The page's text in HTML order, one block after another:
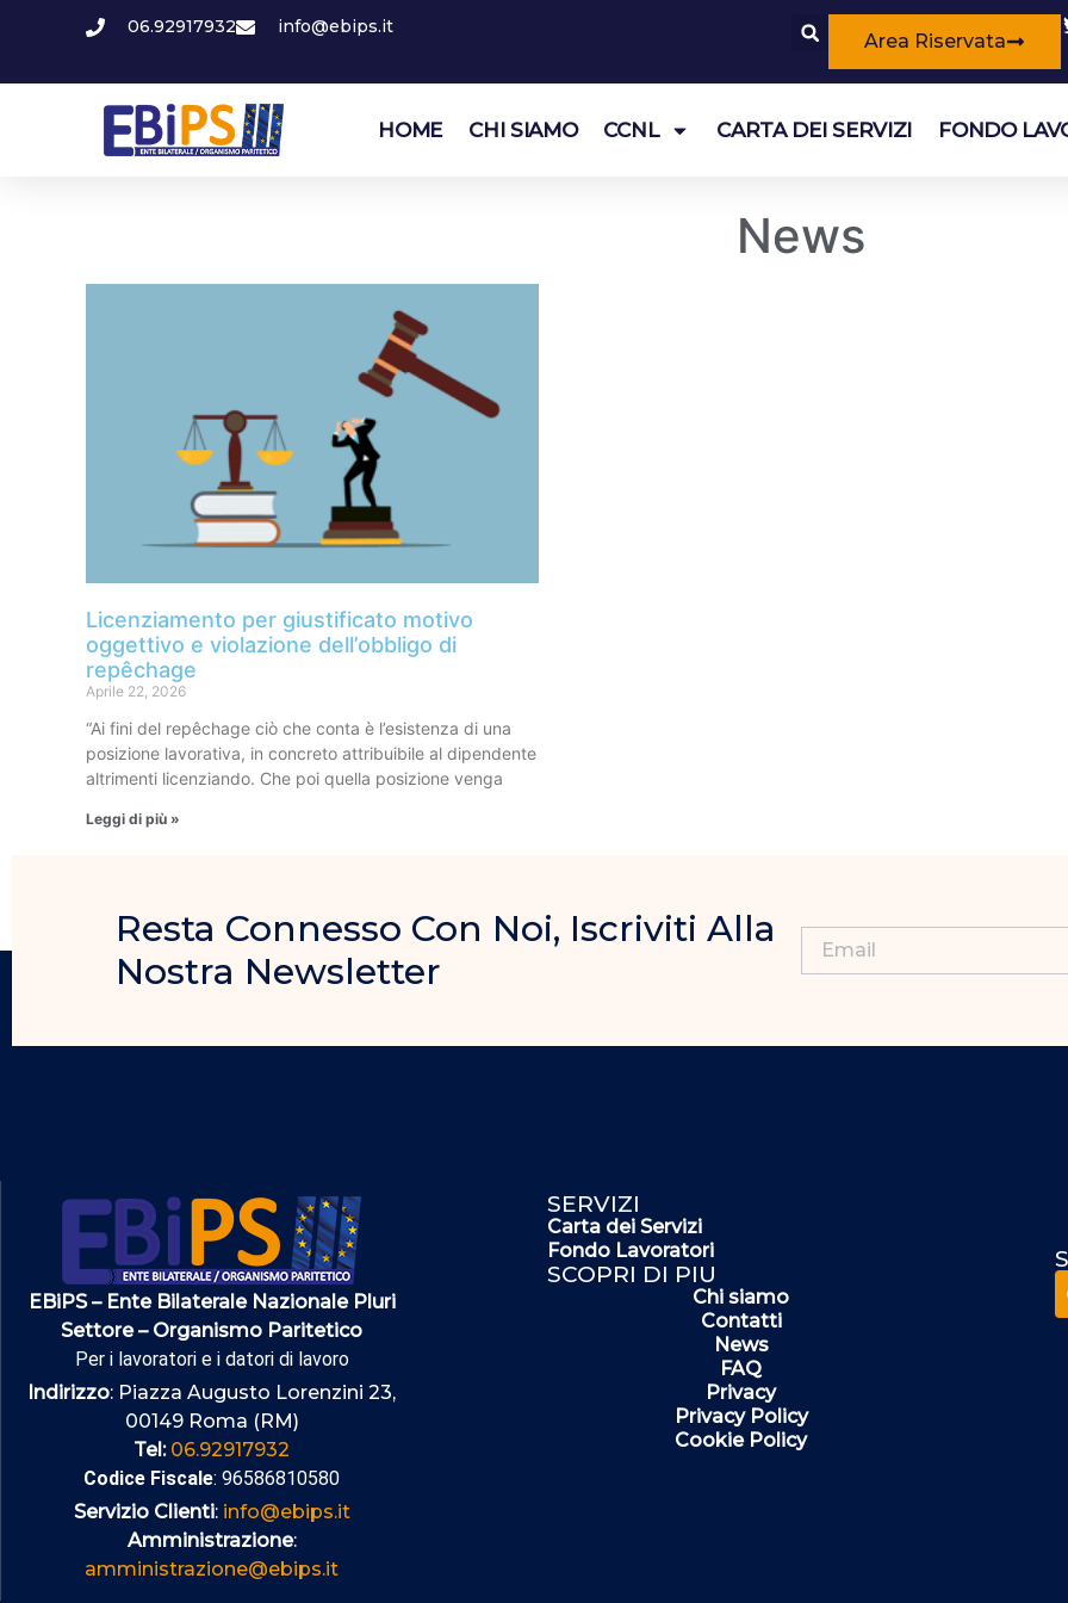
06.92917932 info@ebips.it
Area Riservata
HOME CHI SIAMO CCNL CARTA DEI SERVIZI FONDO
News
Licenziamento per giustificato motivo
oggettivo e violazione dell’obbligo di
repêchage
Aprile 22, 2026
“Ai fini del repêchage ciò che conta è l’esistenza di una
posizione lavorativa, in concreto attribuibile al dipendente
altrimenti licenziando. Che poi quella posizione venga
Leggi di più »
Resta Connesso Con Noi, Iscriviti Alla
Nostra Newsletter
EBiPS – Ente Bilaterale Nazionale Pluri
Settore – Organismo Paritetico
Per i lavoratori e i datori di lavoro
Indirizzo: Piazza Augusto Lorenzini 23,
00149 Roma (RM)
Tel: 06.92917932
Codice Fiscale: 96586810580
Servizio Clienti: info@ebips.it
Amministrazione:
amministrazione@ebips.it
SERVIZI
Carta dei Servizi
Fondo Lavoratori
SCOPRI DI PIU
Chi siamo
Contatti
News
FAQ
Privacy
Privacy Policy
Cookie Policy